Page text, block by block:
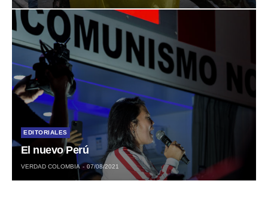
EDITORIALES
El nuevo Perú
VERDAD COLOMBIA 07/08/2021